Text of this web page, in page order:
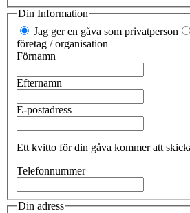
Din Information
Jag ger en gåva som privatperson
företag / organisation
Förnamn
Efternamn
E-postadress
Ett kvitto för din gåva kommer att
Telefonnummer
Din adress